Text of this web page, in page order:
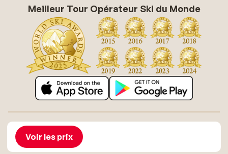
Voir les prix
Meilleur Tour Opérateur Ski du Monde
À propos de Sunweb
Conditions générales vacances soleil
Déclaration d'accessibilité